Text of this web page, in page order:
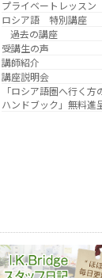
プライベートレッスン
ロシア語 特別講座
過去の講座
受講生の声
講師紹介
講座説明会
「ロシア語圏へ行く方
ハンドブック」無料進